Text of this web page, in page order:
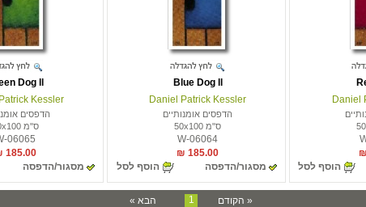
Daniel
הוסף לסל
Blue Dog ll
Daniel Patrick Kessler
הדפסים אומנותיים
ס"מ 50x100
W-06064
185.00 ₪
מסגור/הדפסה
הוסף לסל
Dog ll
Kessler
הדפסים
ס"מ 50x100
06065
185.00 ₪
מסגור/הדפסה
« הקודם 1 הבא »